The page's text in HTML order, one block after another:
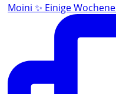
Moini ✨ Einige